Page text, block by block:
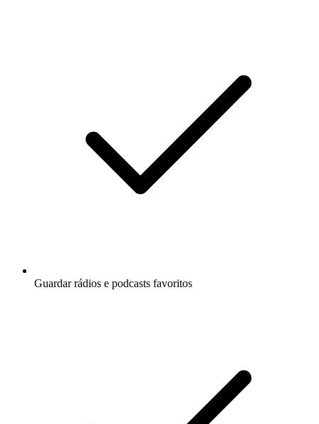
Guardar rádios e podcasts favoritos